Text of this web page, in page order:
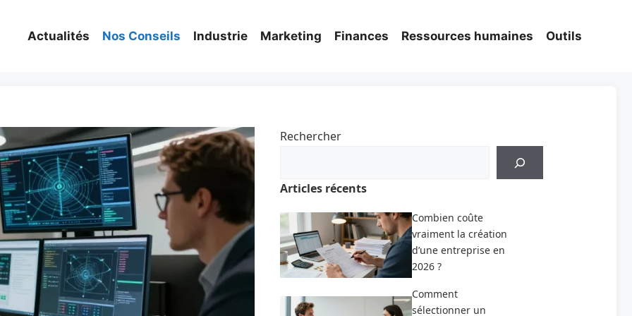
Actualités Nos Conseils Industrie Marketing Finances Ressources humaines Outils
Rechercher
Articles récents
Combien coûte
vraiment la création
d’une entreprise en
2026 ?
Comment
sélectionner un